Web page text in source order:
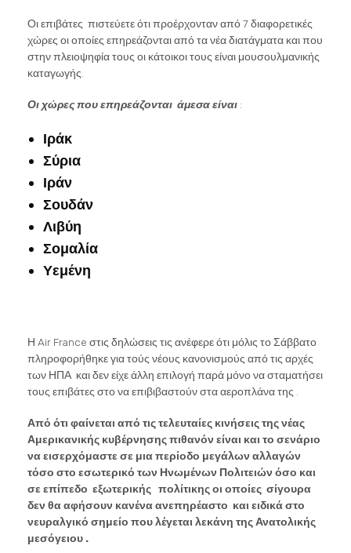
Οι επιβάτες πιστεύετε ότι προέρχονταν από 7 διαφορετικές
χώρες οι οποίες επηρεάζονται από τα νέα διατάγματα και που
στην πλειοψηφία τους οι κάτοικοι τους είναι μουσουλμανικής
καταγωγής.
Οι χώρες που επηρεάζονται άμεσα είναι :
Ιράκ
Σύρια
Ιράν
Σουδάν
Λιβύη
Σομαλία
Υεμένη
Η Air France στις δηλώσεις τις ανέφερε ότι μόλις το Σάββατο
πληροφορήθηκε για τούς νέους κανονισμούς από τις αρχές
των ΗΠΑ και δεν είχε άλλη επιλογή παρά μόνο να σταματήσει
τους επιβάτες στο να επιβιβαστούν στα αεροπλάνα της .
Από ότι φαίνεται από τις τελευταίες κινήσεις της νέας
Αμερικανικής κυβέρνησης πιθανόν είναι και το σενάριο
να εισερχόμαστε σε μια περίοδο μεγάλων αλλαγών
τόσο στο εσωτερικό των Ηνωμένων Πολιτειών όσο και
σε επίπεδο εξωτερικής πολίτικης οι οποίες σίγουρα
δεν θα αφήσουν κανένα ανεπηρέαστο και ειδικά στο
νευραλγικό σημείο που λέγεται λεκάνη της Ανατολικής
μεσόγειου .